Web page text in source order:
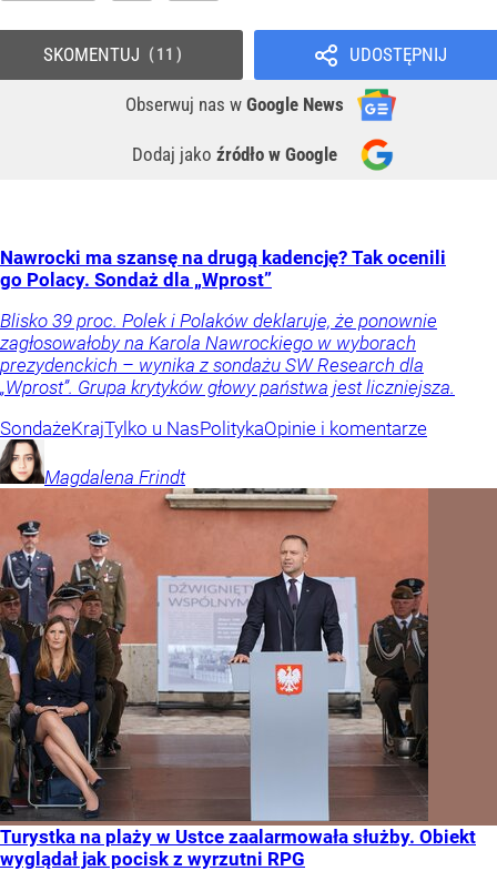
UDOSTĘPNIJ
Obserwuj nas w Google News
Dodaj jako źródło w Google
SKOMENTUJ 11
Nawrocki ma szansę na drugą kadencję? Tak ocenili
go Polacy. Sondaż dla „Wprost”
Blisko 39 proc. Polek i Polaków deklaruje, że ponownie
zagłosowałoby na Karola Nawrockiego w wyborach
prezydenckich – wynika z sondażu SW Research dla
„Wprost”. Grupa krytyków głowy państwa jest liczniejsza.
SondażeKrajTylko u NasPolitykaOpinie i komentarze
Magdalena Frindt
Turystka na plaży w Ustce zaalarmowała służby. Obiekt
wyglądał jak pocisk z wyrzutni RPG